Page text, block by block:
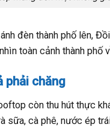
đèn thành phố lên,
toàn cảnh thành
phải chăng
còn thu hút thực
sữa, cà phê, nước ép